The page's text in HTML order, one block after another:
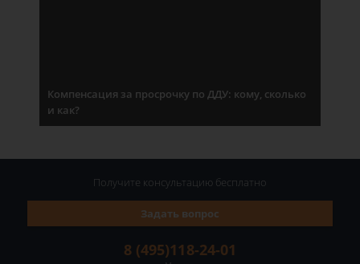
Компенсация за просрочку по ДДУ: кому, сколько
и как?
8 (495)118-24-01
Задать вопрос
Получите консультацию бесплатно